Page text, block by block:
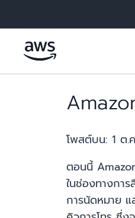
โพสต์บน: 1 ต.
ตอนนี้
ในช่องทางกา
การนัดหมาย แ